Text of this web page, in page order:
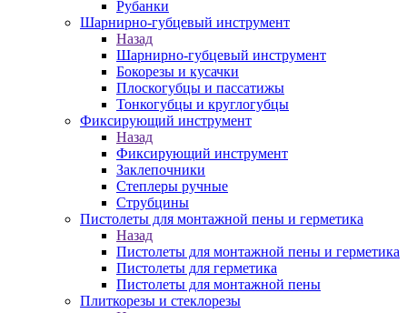
Рубанки
Шарнирно-губцевый инструмент
Назад
Шарнирно-губцевый инструмент
Бокорезы и кусачки
Плоскогубцы и пассатижы
Тонкогубцы и круглогубцы
Фиксирующий инструмент
Назад
Фиксирующий инструмент
Заклепочники
Степлеры ручные
Струбцины
Пистолеты для монтажной пены и герметика
Назад
Пистолеты для монтажной пены и герметика
Пистолеты для герметика
Пистолеты для монтажной пены
Плиткорезы и стеклорезы